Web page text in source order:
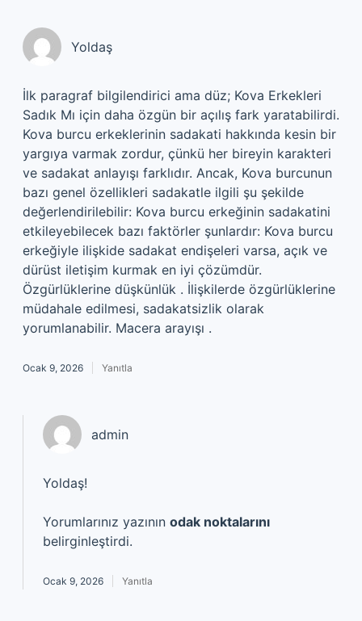
Yoldaş
İlk paragraf bilgilendirici ama düz; Kova Erkekleri
Sadık Mı için daha özgün bir açılış fark yaratabilirdi.
Kova burcu erkeklerinin sadakati hakkında kesin bir
yargıya varmak zordur, çünkü her bireyin karakteri
ve sadakat anlayışı farklıdır. Ancak, Kova burcunun
bazı genel özellikleri sadakatle ilgili şu şekilde
değerlendirilebilir: Kova burcu erkeğinin sadakatini
etkileyebilecek bazı faktörler şunlardır: Kova burcu
erkeğiyle ilişkide sadakat endişeleri varsa, açık ve
dürüst iletişim kurmak en iyi çözümdür.
Özgürlüklerine düşkünlük . İlişkilerde özgürlüklerine
müdahale edilmesi, sadakatsizlik olarak
yorumlanabilir. Macera arayışı .
Ocak 9, 2026 Yanıtla
admin
Yoldaş!
Yorumlarınız yazının odak noktalarını
belirginleştirdi.
Ocak 9, 2026 Yanıtla